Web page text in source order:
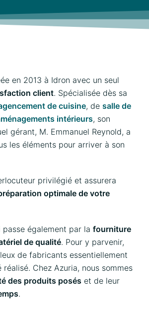
en 2013 à Idron avec un seul
client. Spécialisée dès sa
de cuisine, de salle de
intérieurs, son
gérant, M. Emmanuel Reynold, a
les éléments pour arriver à son
privilégié et assurera
optimale de votre
également par la fourniture
de qualité. Pour y parvenir,
de fabricants essentiellement
réalisé. Chez Azuria, nous sommes
des produits posés et de leur
.